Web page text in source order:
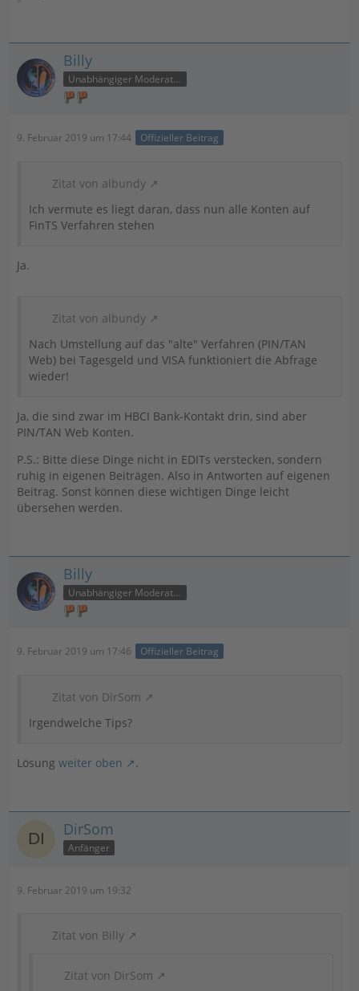
Billy
Unabhängiger Moderator
9. Februar 2019 um 17:44 Offizieller Beitrag
Zitat von albundy
Ich vermute es liegt daran, dass nun alle Konten auf
FinTS Verfahren stehen
Ja.
Zitat von albundy
Nach Umstellung auf das "alte" Verfahren (PIN/TAN
Web) bei Tagesgeld und VISA funktioniert die Abfrage
wieder!
Ja, die sind zwar im HBCI Bank-Kontakt drin, sind aber
PIN/TAN Web Konten.
P.S.: Bitte diese Dinge nicht in EDITs verstecken, sondern
ruhig in eigenen Beiträgen. Also in Antworten auf eigenen
Beitrag. Sonst können diese wichtigen Dinge leicht
übersehen werden.
Billy
Unabhängiger Moderator
9. Februar 2019 um 17:46 Offizieller Beitrag
Zitat von DirSom
Irgendwelche Tips?
Lösung weiter oben .
DirSom
Anfänger
9. Februar 2019 um 19:32
Zitat von Billy
Zitat von DirSom